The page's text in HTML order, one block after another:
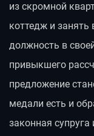
из скромной
коттедж и
должность в
привыкшего
предложение
медали есть и
законная